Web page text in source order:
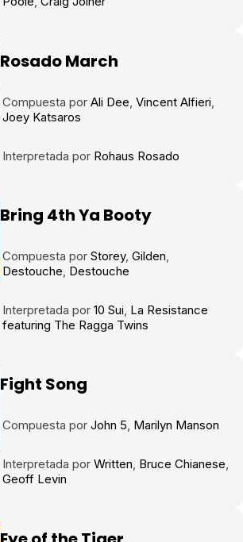
Rosado March
Compuesta por Ali Dee Vincent Alfieri
Joey Katsaros
Interpretada por Rohaus Rosado
Bring 4th Ya Booty
Compuesta por Storey Gilden
Destouche Destouche
Interpretada por 10 Sui La Resistance
featuring The Ragga Twins
Fight Song
Compuesta por John 5 Marilyn Manson
Interpretada por Written Bruce Chianese
Geoff Levin